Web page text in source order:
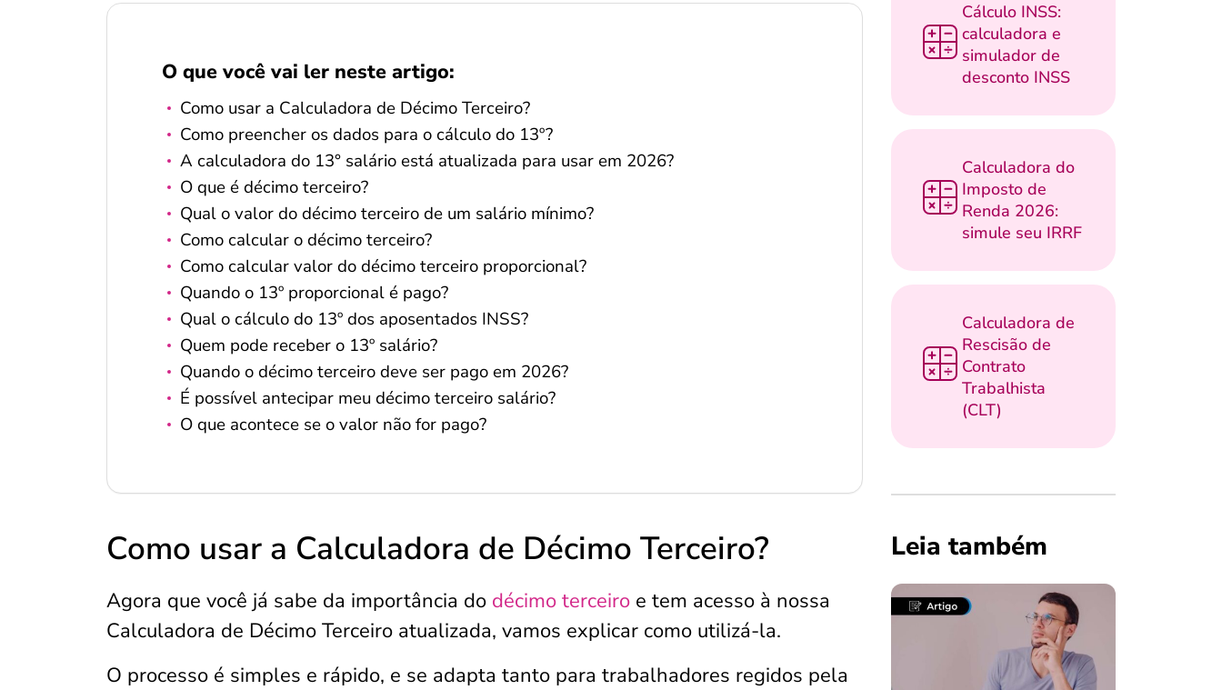
O que você vai ler neste artigo:
Como usar a Calculadora de Décimo Terceiro?
Como preencher os dados para o cálculo do 13º?
A calculadora do 13° salário está atualizada para usar em 2026?
O que é décimo terceiro?
Qual o valor do décimo terceiro de um salário mínimo?
Como calcular o décimo terceiro?
Como calcular valor do décimo terceiro proporcional?
Quando o 13º proporcional é pago?
Qual o cálculo do 13º dos aposentados INSS?
Quem pode receber o 13º salário?
Quando o décimo terceiro deve ser pago em 2026?
É possível antecipar meu décimo terceiro salário?
O que acontece se o valor não for pago?
Como usar a Calculadora de Décimo Terceiro?
Agora que você já sabe da importância do décimo terceiro e tem acesso à nossa
Calculadora de Décimo Terceiro atualizada, vamos explicar como utilizá-la.
O processo é simples e rápido, e se adapta tanto para trabalhadores regidos pela
Cálculo INSS:
calculadora e
simulador de
desconto INSS
Calculadora do
Imposto de
Renda 2026:
simule seu IRRF
Calculadora de
Rescisão de
Contrato
Trabalhista
(CLT)
Leia também